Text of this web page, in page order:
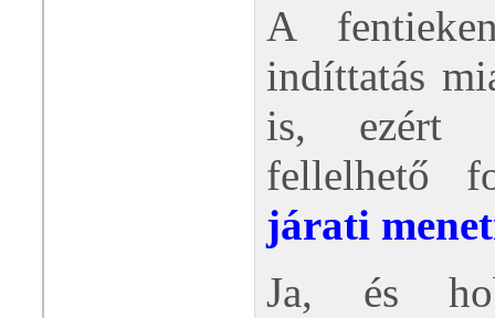
A
indíttatás
is, ezért
fellelhető
járati
Ja, és